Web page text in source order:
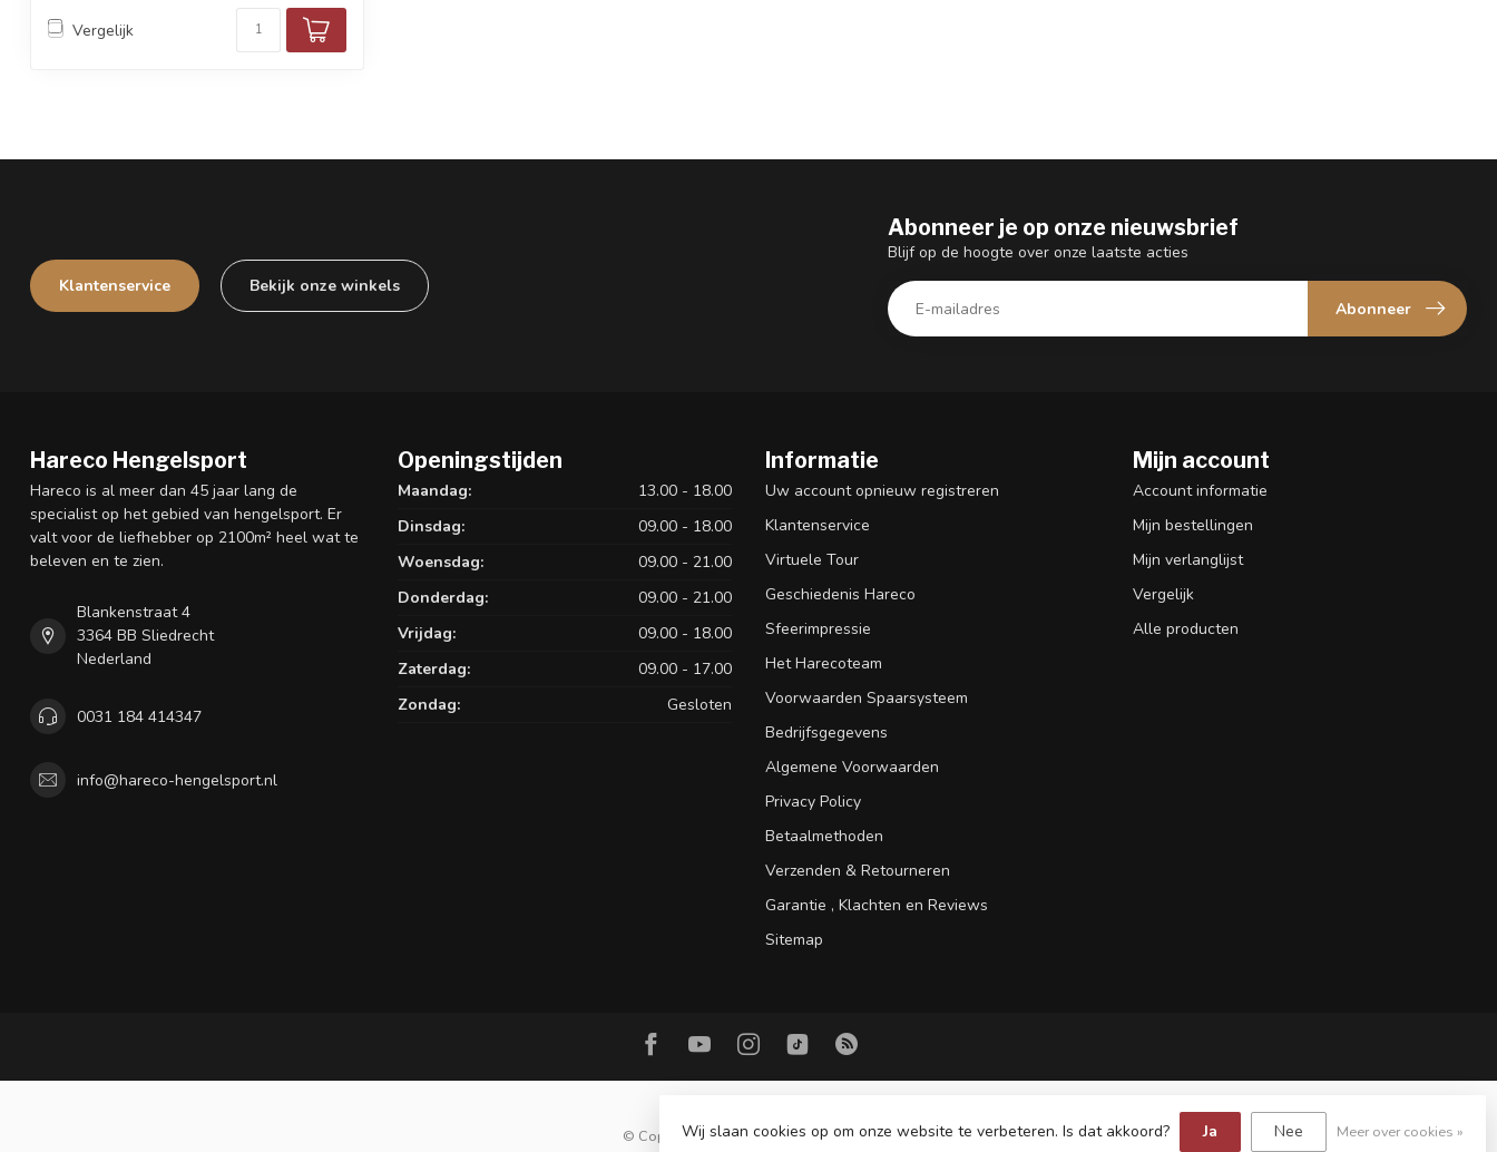
Vergelijk
Klantenservice Bekijk onze winkels
Abonneer je op onze nieuwsbrief
Blijf op de hoogte over onze laatste acties
Abonneer
Hareco Hengelsport
Hareco is al meer dan 45 jaar lang de
specialist op het gebied van hengelsport. Er
valt voor de liefhebber op 2100m² heel wat te
beleven en te zien.
Blankenstraat 4
3364 BB Sliedrecht
Nederland
0031 184 414347
info@hareco-hengelsport.nl
Openingstijden
Maandag:
13.00 - 18.00
Dinsdag:
09.00 - 18.00
Woensdag:
09.00 - 21.00
Donderdag:
09.00 - 21.00
Vrijdag:
09.00 - 18.00
Zaterdag:
09.00 - 17.00
Zondag:
Gesloten
Informatie
Uw account opnieuw registreren
Klantenservice
Virtuele Tour
Geschiedenis Hareco
Sfeerimpressie
Het Harecoteam
Voorwaarden Spaarsysteem
Bedrijfsgegevens
Algemene Voorwaarden
Privacy Policy
Betaalmethoden
Verzenden & Retourneren
Garantie , Klachten en Reviews
Sitemap
Mijn account
Account informatie
Mijn bestellingen
Mijn verlanglijst
Vergelijk
Alle producten
© Copyright 2026 Hareco Hengelsport
Wij slaan cookies op om onze website te verbeteren. Is dat akkoord? Ja Nee Meer over cookies »